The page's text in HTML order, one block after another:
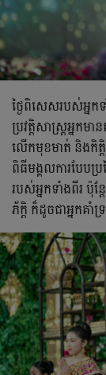
ថ្ងៃពិសេសរបស់អ្នកទ
ប្រវត្តិសាស្ត្រអ្នកម
លើកមុខមាត់ និងកិត្តិ
ពិធីមង្គលការបែបប្
របស់អ្នកទាំងពីរ ប៉ុន្
ភ័ក្តិ ក៏ដូចជាអ្នកគាំ